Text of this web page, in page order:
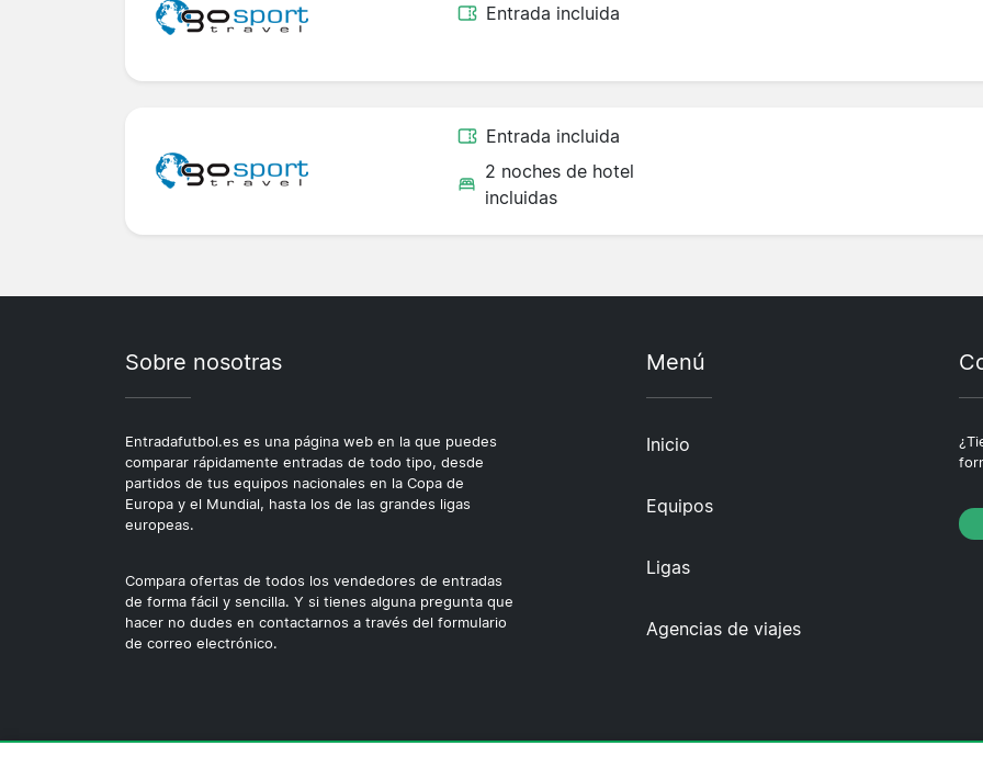
Entrada incluida
Entrada incluida
2 noches de hotel
incluidas
Sobre nosotras
Entradafutbol.es es una página web en la que puedes
comparar rápidamente entradas de todo tipo, desde
partidos de tus equipos nacionales en la Copa de
Europa y el Mundial, hasta los de las grandes ligas
europeas.
Compara ofertas de todos los vendedores de entradas
de forma fácil y sencilla. Y si tienes alguna pregunta que
hacer no dudes en contactarnos a través del formulario
de correo electrónico.
Menú
Inicio
Equipos
Ligas
Agencias de viajes